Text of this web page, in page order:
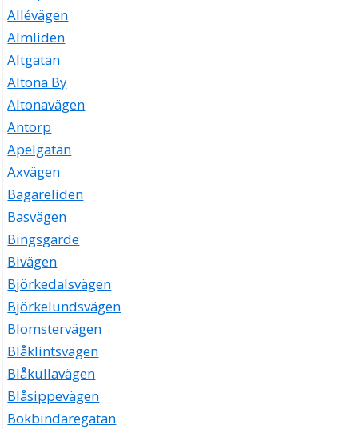
Allévägen
Almliden
Altgatan
Altona By
Altonavägen
Antorp
Apelgatan
Axvägen
Bagareliden
Basvägen
Bingsgärde
Bivägen
Björkedalsvägen
Björkelundsvägen
Blomstervägen
Blåklintsvägen
Blåkullavägen
Blåsippevägen
Bokbindaregatan